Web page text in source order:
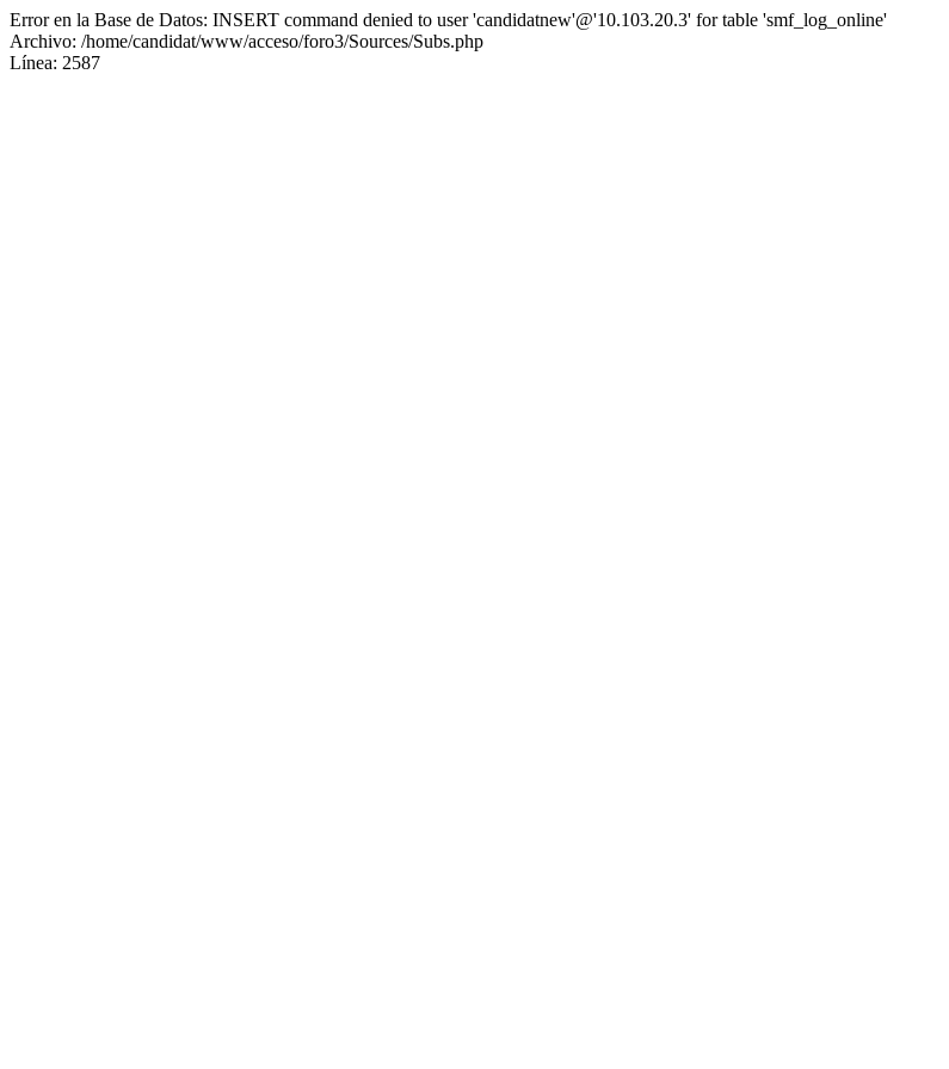
Error en la Base de Datos: INSERT command denied to user 'candidatnew'@'10.103.20.3' for table 'smf_log_online'
Archivo: /home/candidat/www/acceso/foro3/Sources/Subs.php
Línea: 2587